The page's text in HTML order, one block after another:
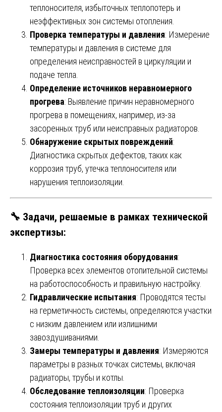
теплоносителя, избыточных теплопотерь и
неэффективных зон системы отопления.
Проверка температуры и давления: Измерение
температуры и давления в системе для
определения неисправностей в циркуляции и
подаче тепла.
Определение источников неравномерного
прогрева: Выявление причин неравномерного
прогрева в помещениях, например, из-за
засоренных труб или неисправных радиаторов.
Обнаружение скрытых повреждений:
Диагностика скрытых дефектов, таких как
коррозия труб, утечка теплоносителя или
нарушения теплоизоляции.
🔧 Задачи, решаемые в рамках технической
экспертизы:
Диагностика состояния оборудования:
Проверка всех элементов отопительной системы
на работоспособность и правильную настройку.
Гидравлические испытания: Проводятся тесты
на герметичность системы, определяются участки
с низким давлением или излишними
завоздушиваниями.
Замеры температуры и давления: Измеряются
параметры в разных точках системы, включая
радиаторы, трубы и котлы.
Обследование теплоизоляции: Проверка
состояния теплоизоляции труб и других